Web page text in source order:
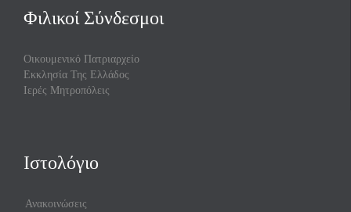
Φιλικοί Σύνδεσμοι
Οικουμενικό Πατριαρχείο
Εκκλησία Της Ελλάδος
Ιερές Μητροπόλεις
Ιστολόγιο
Ανακοινώσεις